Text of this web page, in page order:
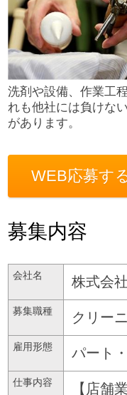
洗剤や設備、作業工
れも他社には負けな
があります。
WEB応募す
募集内容
会社名 株式会
募集職種 クリー
雇用形態 パート
仕事内容 【店舗